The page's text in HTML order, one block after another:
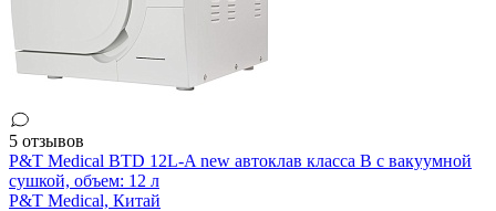
5 отзывов
P&T Medical BTD 12L-A new автоклав класса В с вакуумной
сушкой, объем: 12 л
P&T Medical, Китай